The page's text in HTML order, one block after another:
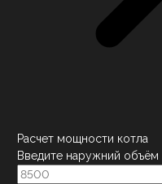
Расчет мощности котла
Введите наружний объём